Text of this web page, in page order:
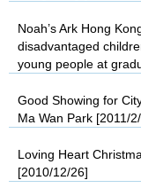
Noah’s Ark Hong
disadvantaged
young people at
Good Showing for
Ma Wan Park [2011/
Loving Heart
[2010/12/26]